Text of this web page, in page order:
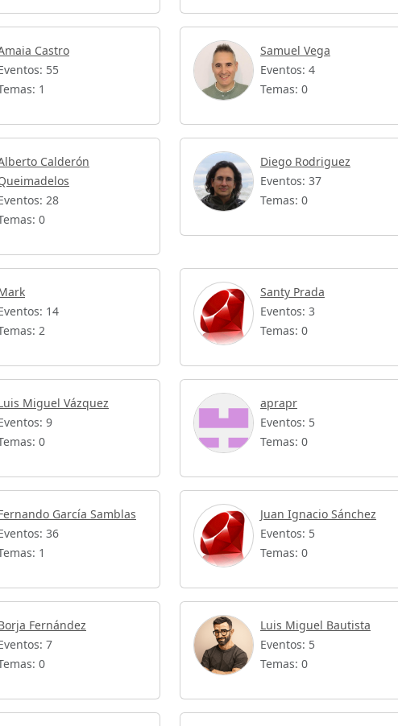
Castro
55
1
Samuel Vega
Eventos: 4
Temas: 0
Calderón
28
0
Diego Rodriguez
Eventos: 37
Temas: 0
14
2
Santy Prada
Eventos: 3
Temas: 0
Miguel Vázquez
9
0
aprapr
Eventos: 5
Temas: 0
García Samblas
36
1
Juan Ignacio Sánchez
Eventos: 5
Temas: 0
Fernández
7
0
Luis Miguel Bautista
Eventos: 5
Temas: 0